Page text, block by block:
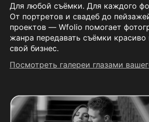
Для любой съёмки. Для каждого
От портретов и свадеб до
проектов — Wfolio помогает
жанра передавать съёмки красиво
свой бизнес.
Посмотреть галереи глазами